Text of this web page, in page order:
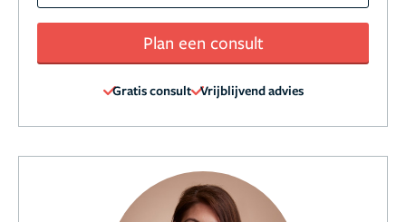
Plan een consult
Gratis consult Vrijblijvend advies